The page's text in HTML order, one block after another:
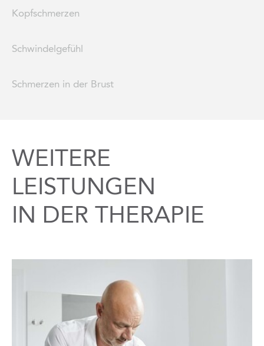
Kopfschmerzen
Schwindelgefühl
Schmerzen in der Brust
WEITERE
LEISTUNGEN
IN DER THERAPIE